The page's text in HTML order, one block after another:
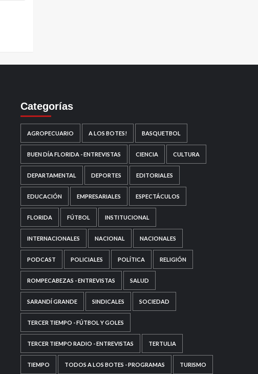
Categorías
AGROPECUARIO A LOS BOTES! BASQUETBOL
BUEN DÍA FLORIDA - ENTREVISTAS CIENCIA CULTURA
DEPARTAMENTAL DEPORTES EDITORIALES
EDUCACIÓN EMPRESARIALES ESPECTÁCULOS
FLORIDA FÚTBOL INSTITUCIONAL
INTERNACIONALES NACIONAL NACIONALES
PODCAST POLICIALES POLÍTICA RELIGIÓN
ROMPECABEZAS - ENTREVISTAS SALUD
SARANDÍ GRANDE SINDICALES SOCIEDAD
TERCER TIEMPO - FÚTBOL Y GOLES
TERCER TIEMPO RADIO - ENTREVISTAS TERTULIA
TIEMPO TODOS A LOS BOTES - PROGRAMAS TURISMO